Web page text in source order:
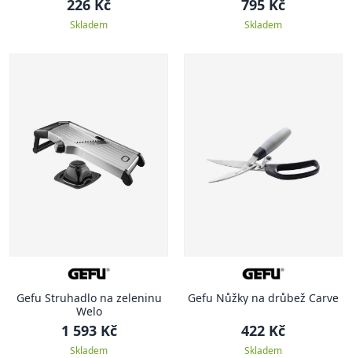
226 Kč
Skladem
795 Kč
Skladem
Gefu Struhadlo na zeleninu
Welo
1 593 Kč
Skladem
Gefu Nůžky na drůbež Carve
422 Kč
Skladem